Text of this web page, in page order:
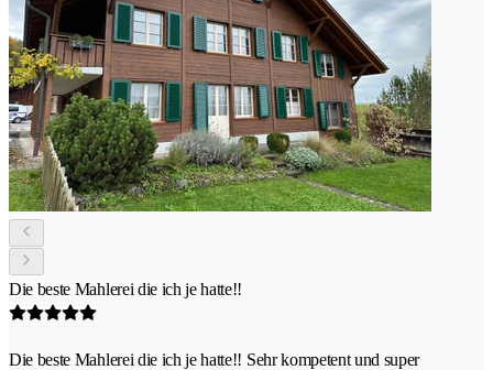
Die beste Mahlerei die ich je hatte!!
Die beste Mahlerei die ich je hatte!! Sehr kompetent und super